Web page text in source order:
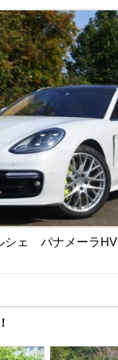
シェ パナメーラHV